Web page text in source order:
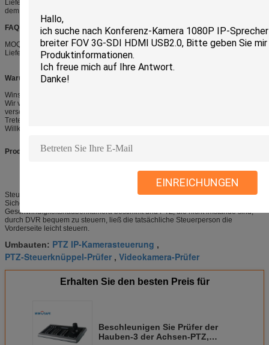
EINREICHUNGEN
Lieferbedingungen: durch Eil (DHL-/FedEx/TNT/UPS/EMS/Chinaposten), auf
dem Luftweg oder durch Meer
FAQ
MOQ: 1pc für Probe, mindestens 10pcs nach Beispielauftrag
Lieferzeit: Beispielauftrag in 3-5 Werktage, Großauftrag in 7-15 Werktage
Warum uns wählen Sie
Winsafe-Technologie-Co Ltd. ist ein Videokonferenz-Kamerahersteller HD PTZ
Wir versuchen unser Bestes, um die Produkte zu finden, die Sie benötigen, wir
versehen Sie mit dem zufrieden stellendsten Service
Treten Sie mit uns in Verbindung, um mehr zu lernen
Willkommen Sie, zum unserer Fabrik zu besichtigen
Produkteinführung
Steuertastatur ist- das unentbehrliche hinterste Steuergerät in integriertem
Sicherheitssystem, ist sie besonders zur schnellen Steuerung der
Geschwindigkeitshaubenkamera bestimmt und PTZ, die nicht imstande sind,
durch DVR bequem zu steuern, ließ die tatsächliche Steuerperson die
Vorderseite leicht steuern.
Umbauten: PTZ IP-Kamerasteuerung ,
PTZ-Steuerknüppel-Prüfer , Videokamera-Prüfer
Erhalten Sie den besten Preis für
Beschleunigen Sie Prüfer der
Hauben-3 der Achsen-PTZ,